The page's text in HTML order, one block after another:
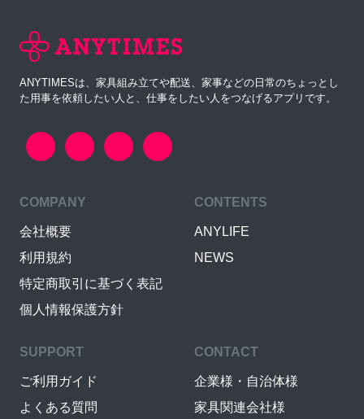
ANYTIMESは、家具組み立てや配送、家事などの日常のちょっとし
た用事を依頼したい人と、仕事をしたい人をつなげるアプリです。
COMPANY
会社概要
利用規約
特定商取引に基づく表記
個人情報保護方針
CONTENTS
ANYLIFE
NEWS
SUPPORT
ご利用ガイド
よくある質問
CONTACT
企業様・自治体様
家具関連会社様